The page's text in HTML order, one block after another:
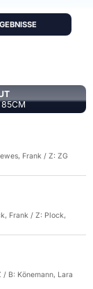
85CM
Frank / Z: ZG
Frank / Z: Plock,
B: Könemann, Lara